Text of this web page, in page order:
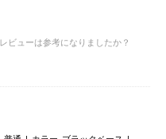
ビューは参考になりましたか？